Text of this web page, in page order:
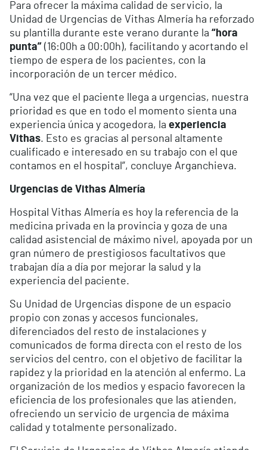
Para ofrecer la máxima calidad de servicio, la
Unidad de Urgencias de Vithas Almería ha reforzado
su plantilla durante este verano durante la “hora
punta” (16:00h a 00:00h), facilitando y acortando el
tiempo de espera de los pacientes, con la
incorporación de un tercer médico.
“Una vez que el paciente llega a urgencias, nuestra
prioridad es que en todo el momento sienta una
experiencia única y acogedora, la experiencia
Vithas. Esto es gracias al personal altamente
cualificado e interesado en su trabajo con el que
contamos en el hospital”, concluye Arganchieva.
Urgencias de Vithas Almería
Hospital Vithas Almería es hoy la referencia de la
medicina privada en la provincia y goza de una
calidad asistencial de máximo nivel, apoyada por un
gran número de prestigiosos facultativos que
trabajan día a día por mejorar la salud y la
experiencia del paciente.
Su Unidad de Urgencias dispone de un espacio
propio con zonas y accesos funcionales,
diferenciados del resto de instalaciones y
comunicados de forma directa con el resto de los
servicios del centro, con el objetivo de facilitar la
rapidez y la prioridad en la atención al enfermo. La
organización de los medios y espacio favorecen la
eficiencia de los profesionales que las atienden,
ofreciendo un servicio de urgencia de máxima
calidad y totalmente personalizado.